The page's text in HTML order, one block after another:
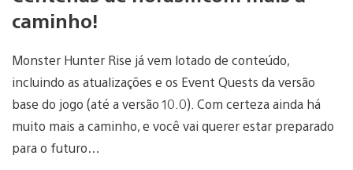
caminho!
Monster Hunter Rise já vem lotado de conteúdo,
incluindo as atualizações e os Event Quests da versão
base do jogo (até a versão 10.0). Com certeza ainda há
muito mais a caminho, e você vai querer estar preparado
para o futuro…